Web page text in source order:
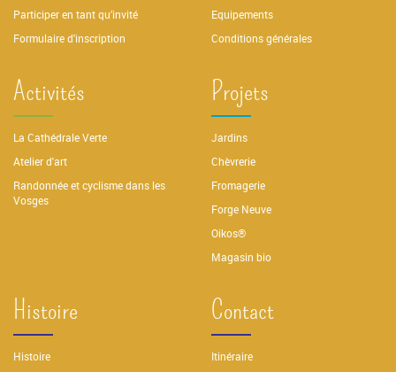
Participer en tant qu’invité
Formulaire d'inscription
Equipements
Conditions générales
Activités
La Cathédrale Verte
Atelier d'art
Randonnée et cyclisme dans les
Vosges
Projets
Jardins
Chèvrerie
Fromagerie
Forge Neuve
Oikos®
Magasin bio
Histoire
Histoire
Contact
Itinéraire